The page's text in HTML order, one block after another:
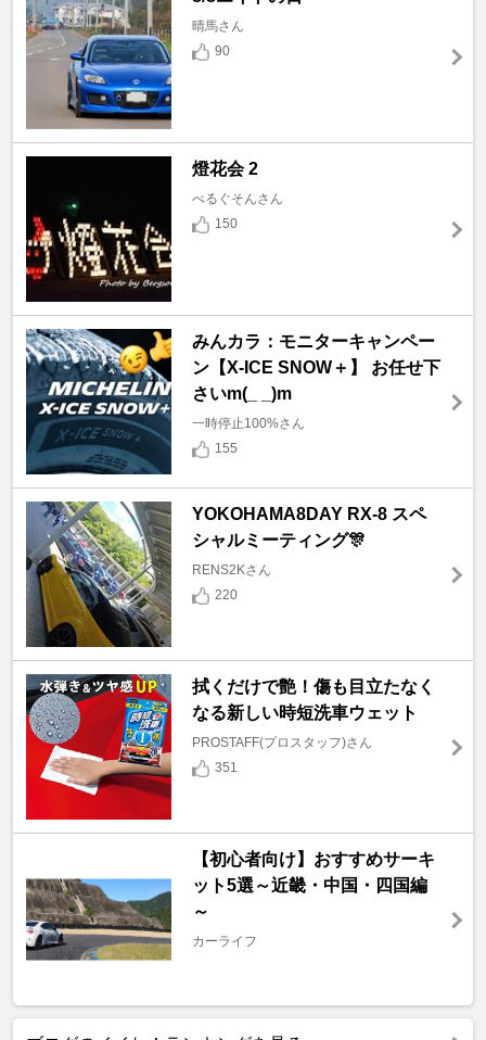
晴馬さん
90
燈花会 2
べるぐそんさん
150
みんカラ：モニターキャンペー
ン【X-ICE SNOW＋】 お任せ下
さいm(_ _)m
一時停止100%さん
155
YOKOHAMA8DAY RX-8 スペ
シャルミーティング🎊
RENS2Kさん
220
拭くだけで艶！傷も目立たなく
なる新しい時短洗車ウェット
PROSTAFF(プロスタッフ)さん
351
【初心者向け】おすすめサーキ
ット5選～近畿・中国・四国編
～
カーライフ